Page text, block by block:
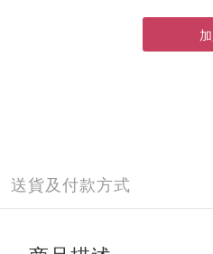
送貨及付款方式